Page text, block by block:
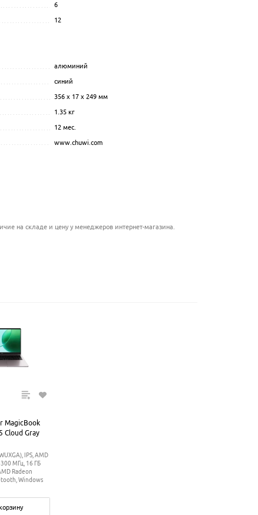
6
12
алюминий
синий
356 x 17 x 249 мм
1.35 кг
12 мес.
www.chuwi.com
на складе и цену у менеджеров интернет-магазина.
MagicBook
Cloud Gray
IPS, AMD
МГц, 16 ГБ
Radeon
Windows